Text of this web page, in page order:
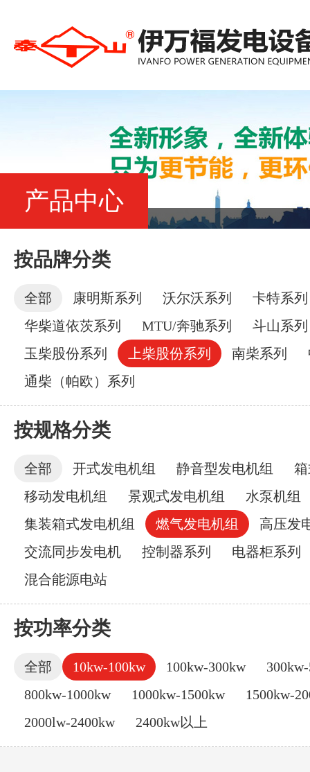
产品中心
按品牌分类
全部 康明斯系列 沃尔沃系列
卡特系列
华柴道依茨系列
MTU/奔驰系列
斗山系列
玉柴股份系列
上柴股份系列 南柴系列
通柴（帕欧）系列
按规格分类
全部 开式发电机组 静音型发电机组
移动发电机组
景观式发电机组
水泵机组
集装箱式发电机组
燃气发电机组
高压发
交流同步发电机
控制器系列
电器柜系列
混合能源电站
按功率分类
全部 10kw-100kw 100kw-300kw
800kw-1000kw
1000kw-1500kw
1500kw-
2000lw-2400kw
2400kw以上